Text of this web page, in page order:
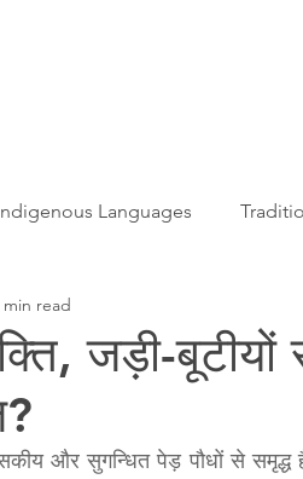
Languages
Adivasi writers
जड़ी-
min read
और सुगन्धित पेड़ पौधों से समृद्ध